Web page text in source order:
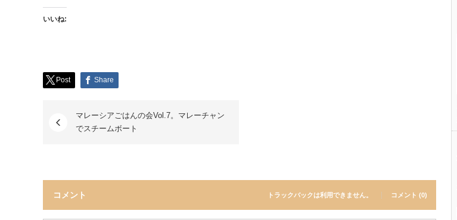
いいね:
Post Share
マレーシアごはんの会Vol.7。マレーチャン
でスチームボート
コメント トラックバックは利用できません。 コメント (0)